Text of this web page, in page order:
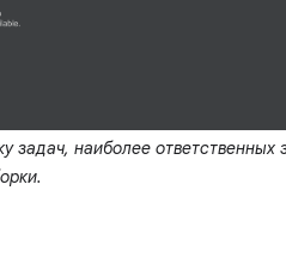
задач, наиболее ответственных